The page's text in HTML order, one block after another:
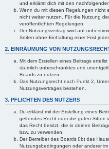
und erklärst dich mit den
Wenn du mit diesen Regelungen nicht
nicht weiter nutzen. Für die Nutzung
veröffentlichten Regelungen.
Der Nutzungsvertrag wird auf
Seiten ohne Einhaltung einer Frist
2. EINRÄUMUNG VON
Mit dem Erstellen eines Beitrags
räumlich unbeschränktes und
Boards zu nutzen.
Das Nutzungsrecht nach Punkt 2,
Nutzungsvertrages bestehen.
3. PFLICHTEN DES NUTZERS
Du erklärst mit der Erstellung eines
geltendes Recht oder die guten Sitten
das Recht besitzt, die in deinen
bzw. zu verwenden.
Der Betreiber des Boards übt das
Nutzungsbedingungen oder anderer